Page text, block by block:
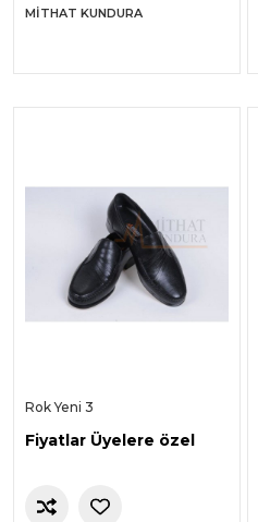
MITHAT KUNDURA
Rok Yeni 3
Fiyatlar Üyelere özel